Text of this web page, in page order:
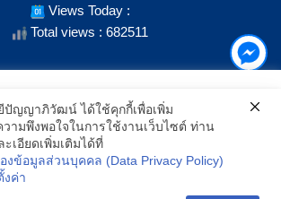
Views Today :
Total views : 682511
SHOW LOCATION ON MAP
© Panyapiwat Learning Center | Privacy
ะสิทธิภาพ และประสบการณ์ที่ดีในการใช้งาน
มรับเราจะสามารถเลือกแสดงสิ่งที่น่าสนใจสำหรับ
หากคุณต้องการเปลี่ยนการตั้งค่าของคุกกี้
ามยินยอมการใช้คุกกี้ได้ โดยคลิก "การตั้งค่า"
พิ่มเติม
ปัญญาภิวัฒน์ ได้ใช้คุกกี้เพื่อเพิ่ม
ามพึงพอใจในการใช้งานเว็บไซต์ ท่าน
เอียดเพิ่มเติมได้ที่
งข้อมูลส่วนบุคคล (Data Privacy Policy)
งค่า